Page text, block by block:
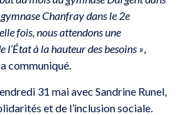
gymnase Chanfray dans le 2e
fois, nous attendons une
l’État à la hauteur des besoins »
communiqué.
31 mai avec Sandrine Runel,
et de l’inclusion sociale.